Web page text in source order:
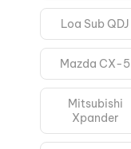
Loa Sub QDJ
Mazda CX-5
Mitsubishi
Xpander